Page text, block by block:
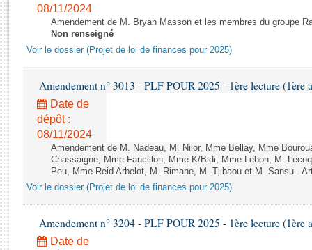
Rapports d'information
Rapports d'enquête
Rapports législatifs
Rapports sur l'application des lois
Baromètre de l’application des lois
Dossiers législatifs
Budget et sécurité sociale
Questions écrites et orales
Comptes rendus des débats
Anciennes législatures
Liens vers les sites publics
08/11/2024
Amendement de M. Bryan Masson et les membres du groupe
Non renseigné
Voir le dossier (Projet de loi de finances pour 2025)
Amendement n° 3013 - PLF POUR 2025 - 1ère lecture (1ère
Date de
dépôt :
08/11/2024
Amendement de M. Nadeau, M. Nilor, Mme Bellay, Mme
Chassaigne, Mme Faucillon, Mme K/Bidi, Mme Lebon, M.
Peu, Mme Reid Arbelot, M. Rimane, M. Tjibaou et M. Sansu -
Voir le dossier (Projet de loi de finances pour 2025)
Amendement n° 3204 - PLF POUR 2025 - 1ère lecture (1ère
Date de